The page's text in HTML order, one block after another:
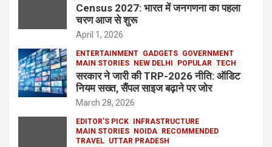
Census 2027: भारत में जनगणना का पहला
चरण आज से शुरू
April 1, 2026
ENTERTAINMENT GADGETS GOVERNMENT
MAIN STORIES
NEW DELHI POPULAR TECH
सरकार ने जारी की TRP-2026 नीति: ऑडिट
नियम सख्त, सैंपल साइज बढ़ाने पर जोर
March 28, 2026
EDITOR'S PICK
INFRASTRUCTURE
MAIN STORIES
NOIDA
RECOMMENDED
TRAVEL UTTAR PRADESH